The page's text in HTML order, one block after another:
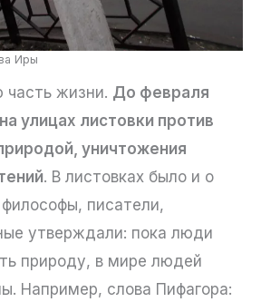
Иры
часть жизни. До февраля
улицах листовки против
уничтожения
. В листовках было и о
писатели,
утверждали: пока люди
природу, в мире людей
Например, слова Пифагора: